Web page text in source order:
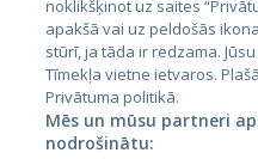
noklikšķinot uz saites
apakšā vai uz peldošās
stūrī, ja tāda ir redzama.
Tīmekļa vietne ietvaros.
Privātuma politikā.
Mēs un mūsu partneri
nodrošinātu: